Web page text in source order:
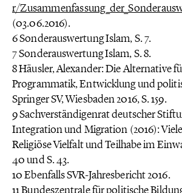
r/
(03.06.2016).
6 Sonderauswertung Islam, S. 7.
7 Sonderauswertung Islam, S. 8.
8 Häusler, Alexander: Die Alternative
Programmatik, Entwicklung und
Springer SV, Wiesbaden 2016, S. 159.
9 Sachverständigenrat deutscher
Integration und Migration (2016):
Religiöse Vielfalt und Teilhabe im
40 und S. 43.
10 Ebenfalls SVR-Jahresbericht 2016.
11 Bundeszentrale für politische